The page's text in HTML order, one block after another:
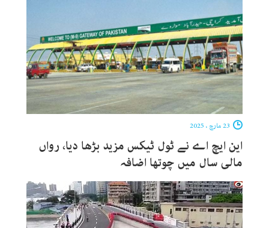
این ایچ اے نے ٹول ٹیکس مزید بڑھا دیا، رواں
مالی سال میں چوتھا اضافہ